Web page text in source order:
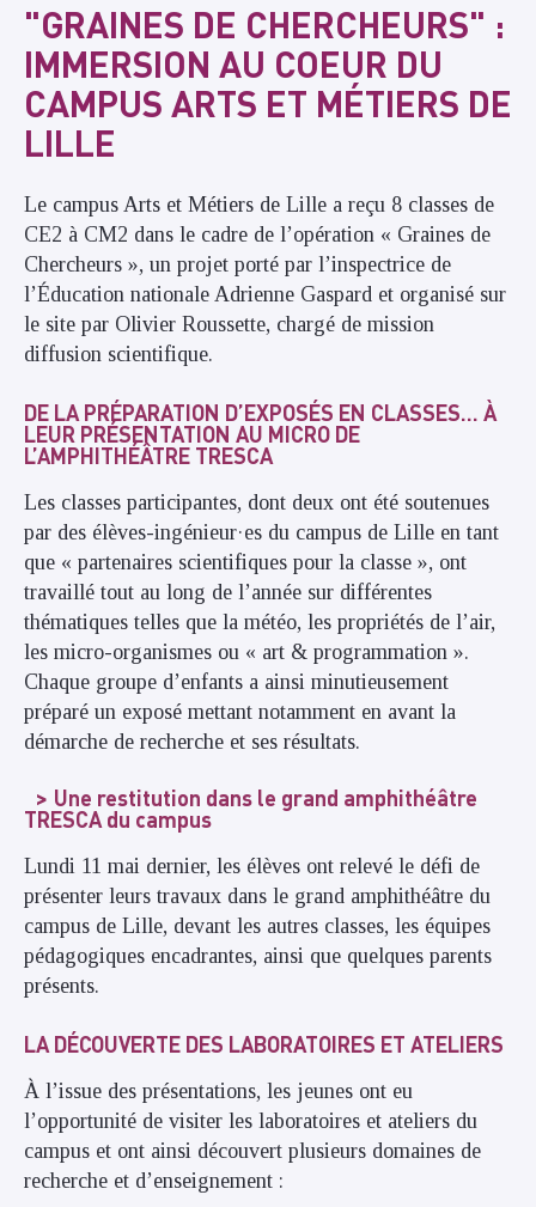
"GRAINES DE CHERCHEURS" :
IMMERSION AU COEUR DU
CAMPUS ARTS ET MÉTIERS DE
LILLE
Le campus Arts et Métiers de Lille a reçu 8 classes de
CE2 à CM2 dans le cadre de l’opération « Graines de
Chercheurs », un projet porté par l’inspectrice de
l’Éducation nationale Adrienne Gaspard et organisé sur
le site par Olivier Roussette, chargé de mission
diffusion scientifique.
DE LA PRÉPARATION D’EXPOSÉS EN CLASSES… À
LEUR PRÉSENTATION AU MICRO DE
L’AMPHITHÉÂTRE TRESCA
Les classes participantes, dont deux ont été soutenues
par des élèves-ingénieur·es du campus de Lille en tant
que « partenaires scientifiques pour la classe », ont
travaillé tout au long de l’année sur différentes
thématiques telles que la météo, les propriétés de l’air,
les micro-organismes ou « art & programmation ».
Chaque groupe d’enfants a ainsi minutieusement
préparé un exposé mettant notamment en avant la
démarche de recherche et ses résultats.
Une restitution dans le grand amphithéâtre
TRESCA du campus
Lundi 11 mai dernier, les élèves ont relevé le défi de
présenter leurs travaux dans le grand amphithéâtre du
campus de Lille, devant les autres classes, les équipes
pédagogiques encadrantes, ainsi que quelques parents
présents.
LA DÉCOUVERTE DES LABORATOIRES ET ATELIERS
À l’issue des présentations, les jeunes ont eu
l’opportunité de visiter les laboratoires et ateliers du
campus et ont ainsi découvert plusieurs domaines de
recherche et d’enseignement :